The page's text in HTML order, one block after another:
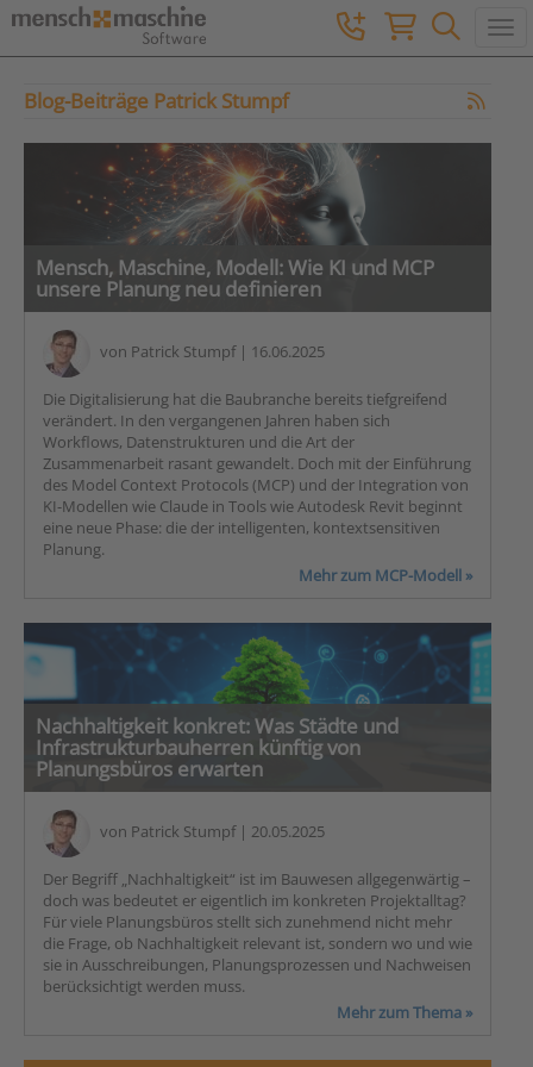
Blog-Beiträge Patrick Stumpf
Mensch, Maschine, Modell: Wie KI und MCP
unsere Planung neu definieren
von Patrick Stumpf| 16.06.2025
Die Digitalisierung hat die Baubranche bereits tiefgreifend
verändert. In den vergangenen Jahren haben sich
Workflows, Datenstrukturen und die Art der
Zusammenarbeit rasant gewandelt. Doch mit der Einführung
des Model Context Protocols (MCP) und der Integration von
KI-Modellen wie Claude in Tools wie Autodesk Revit beginnt
eine neue Phase: die der intelligenten, kontextsensitiven
Planung.
Mehr zum MCP-Modell »
Nachhaltigkeit konkret: Was Städte und
Infrastrukturbauherren künftig von
Planungsbüros erwarten
von Patrick Stumpf| 20.05.2025
Der Begriff „Nachhaltigkeit“ ist im Bauwesen allgegenwärtig –
doch was bedeutet er eigentlich im konkreten Projektalltag?
Für viele Planungsbüros stellt sich zunehmend nicht mehr
die Frage, ob Nachhaltigkeit relevant ist, sondern wo und wie
sie in Ausschreibungen, Planungsprozessen und Nachweisen
berücksichtigt werden muss.
Mehr zum Thema »